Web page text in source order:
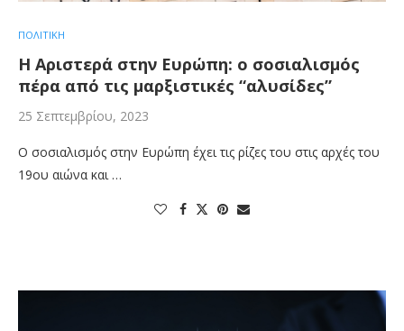
ΠΟΛΙΤΙΚΗ
Η Αριστερά στην Ευρώπη: ο σοσιαλισμός
πέρα από τις μαρξιστικές “αλυσίδες”
25 Σεπτεμβρίου, 2023
Ο σοσιαλισμός στην Ευρώπη έχει τις ρίζες του στις αρχές του
19ου αιώνα και …